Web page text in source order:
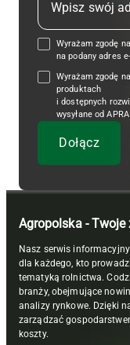
Wyrażam zgodę
na podany adres
Wyrażam zgodę
produktach
i dostępnych
wysyłane od
Agropolska - Twoje
Nasz serwis
dla każdego, kto
tematyką rolnictwa.
branży, obejmujące
analizy rynkowe. Dzięki
zarządzać
koszty.